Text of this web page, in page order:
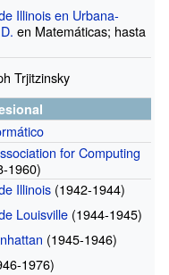
Illinois en Urbana-
en Matemáticas; hasta
Trjitzinsky
for Computing
1960)
Illinois (1942-1944)
Louisville (1944-1945)
(1945-1946)
1976)